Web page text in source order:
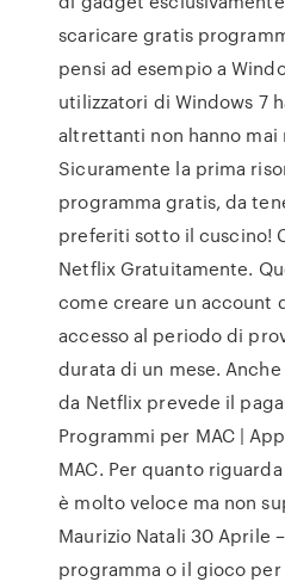
scaricare gratis
pensi ad esempio a
utilizzatori di Windows 7
altrettanti non hanno
Sicuramente la prima
programma gratis, da
preferiti sotto il cuscino!
Netflix Gratuitamente.
come creare un account
accesso al periodo di
durata di un mese.
da Netflix prevede il
Programmi per MAC |
MAC. Per quanto
è molto veloce ma non
Maurizio Natali 30 Aprile
programma o il gioco